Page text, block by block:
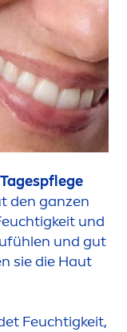
den ganzen
und
und gut
sie die Haut
Feuchtigkeit,